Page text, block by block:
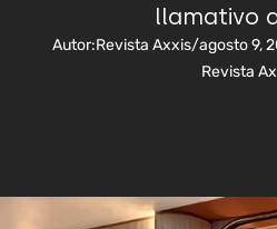
llamativo
Autor:Revista Axxis/agosto 9,
Revista